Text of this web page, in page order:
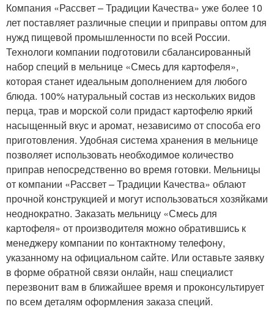
Компания «Рассвет – Традиции Качества» уже более 10
лет поставляет различные специи и приправы оптом для
нужд пищевой промышленности по всей России.
Технологи компании подготовили сбалансированный
набор специй в мельнице «Смесь для картофеля»,
которая станет идеальным дополнением для любого
блюда. 100% натуральный состав из нескольких видов
перца, трав и морской соли придаст картофелю яркий
насыщенный вкус и аромат, независимо от способа его
приготовления. Удобная система хранения в мельнице
позволяет использовать необходимое количество
приправ непосредственно во время готовки. Мельницы
от компании «Рассвет – Традиции Качества» облают
прочной конструкцией и могут использоваться хозяйками
неоднократно. Заказать мельницу «Смесь для
картофеля» от производителя можно обратившись к
менеджеру компании по контактному телефону,
указанному на официальном сайте. Или оставьте заявку
в форме обратной связи онлайн, наш специалист
перезвонит вам в ближайшее время и проконсультирует
по всем деталям оформления заказа специй.